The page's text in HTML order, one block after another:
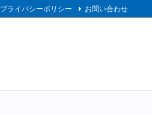
プライバシーポリシー お問い合わせ